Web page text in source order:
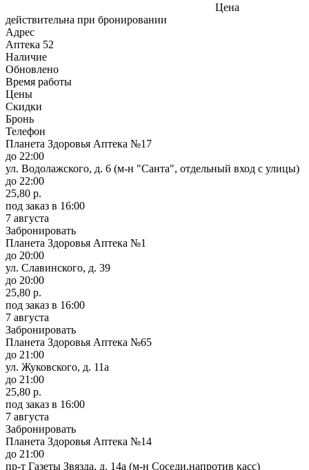
Цена
действительна при бронировании
Адрес
Аптека 52
Наличие
Обновлено
Время работы
Цены
Скидки
Бронь
Телефон
Планета Здоровья Аптека №17
до 22:00
ул. Водолажского, д. 6 (м-н "Санта", отдельный вход с улицы)
до 22:00
25,80 р.
под заказ в 16:00
7 августа
Забронировать
Планета Здоровья Аптека №1
до 20:00
ул. Славинского, д. 39
до 20:00
25,80 р.
под заказ в 16:00
7 августа
Забронировать
Планета Здоровья Аптека №65
до 21:00
ул. Жуковского, д. 11а
до 21:00
25,80 р.
под заказ в 16:00
7 августа
Забронировать
Планета Здоровья Аптека №14
до 21:00
пр-т Газеты Звязда, д. 14а (м-н Соседи,напротив касс)